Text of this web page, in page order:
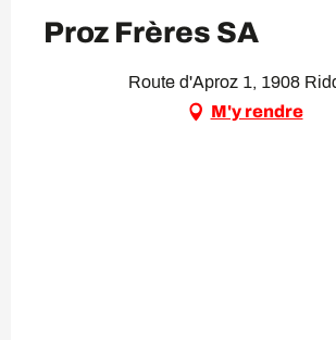
Proz Frères SA
Route d'Aproz 1, 1908
M'y rendre